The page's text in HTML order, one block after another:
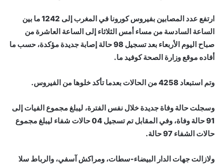
إلكترونيا
ارتفع عدد المصابين بفيروس كورونا في المغرب إلى 1242 ما بين
الساعة السادسة من مساء أمس الثلاثاء إلى الساعة العاشرة من
صباح اليوم الأربعاء بعد تسجيل 98 حالة إصابة جديدة مؤكدة، حسب ما
أفاده موقع وزارة الصحة كوفيد ما.
وتم استبعاد 4258 من الحالات بعدما تأكد خلوها من الفيروس.
وسجلت حالة وفاة جديدة خلال نفس الفترة، ليبلغ مجموع الفيات إلى
91 حالة وفاة، وفي المقابل تم تسجيل 04 حالات شفاء ليبلغ مجموع
حالات الشفاء 97 حالة.
ولازالت جهات الدار البيضاء-سطات، ومراكش آسفي، والرباط سلا